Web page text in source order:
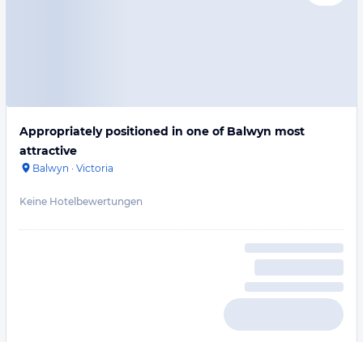
Appropriately positioned in one of Balwyn most
attractive
Balwyn · Victoria
Keine Hotelbewertungen